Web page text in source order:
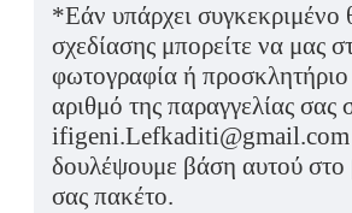
*Εάν υπάρχει συγκεκριμένο
σχεδίασης μπορείτε να μας
φωτογραφία ή προσκλητήριο
αριθμό της παραγγελίας σας
ifigeni.Lefkaditi@gmail.com
δουλέψουμε βάση αυτού στο
σας πακέτο.